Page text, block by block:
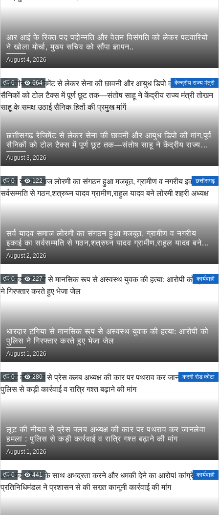
आर आई के रिक्त पद पदोन्नति और वेतन विसंगति को लेकर पटवारियों
ने खोला मोर्चा, मुख्य सचिव को सौंपा ज्ञापन..
August 4, 2026
0 664 केन्द्रीय राज्य मंत्री
छत्तीसगढ़ रेजिमेंट से लेकर सेना की छावनी और आयुध डिपो की मांग,पूर्व
सैनिकों को टोल टैक्स में पूर्ण छूट तक—संतोष साहू ने केंद्रीय राज्य
मंत्री तोखन साहू के समक्ष उठाई सैनिक हितों की प्रमुख मांगें
August 3, 2026
0 122 छत्तीसगढ़
सर्व यादव समाज लोरमी का संगठन हुआ मजबूत, ग्रामीण व नगरीय
इकाई का सर्वसम्मति से गठन,शत्रुघ्न यादव ग्रामीण,राहुल यादव बने
लोरमी शहरी अध्यक्ष
August 2, 2026
0 227 कार्यवाही
धारदार टंगिया से मानसिक रूप से अस्वस्थ युवक की हत्या: आरोपी को
पुलिस ने गिरफ्तार करते हुए भेजा जेल
August 1, 2026
0 280 करगी रोड कोटा
लूट की नीयत से प्रेस क्लब अध्यक्ष की कार पर पथराव कर जानलेवा
हमला : पुलिस से कड़ी कार्रवाई व रात्रि गश्त बढ़ाने की मांग
August 1, 2026
0 441 कार्यवाही